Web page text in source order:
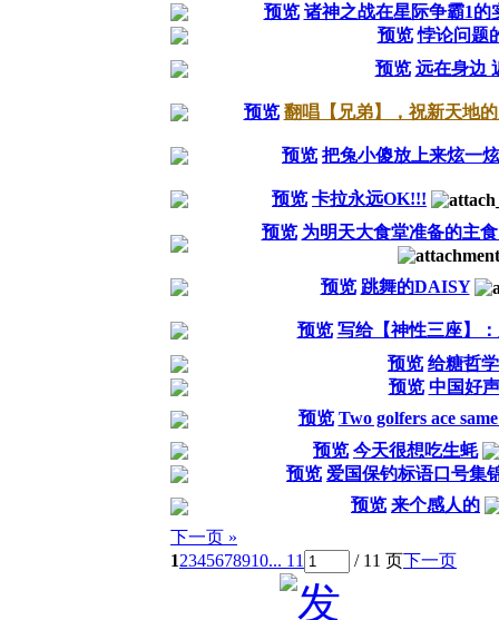
预览 诸神之战在星际争霸1
预览 悖论问题
预览 远在身边
预览 翻唱【兄弟】，祝新天地
预览 把兔小傻放上来炫一炫
预览 卡拉永远OK!!!
预览 为明天大食堂准备的主
预览 跳舞的DAISY
预览 写给【神性三座】
预览 给糖哲
预览 中国好
预览 Two golfers ace
预览 今天很想吃生蚝
预览 爱国保钓标语口号集
预览 来个感人的
下一页 »
12345678910... 11 / 11 页下一页